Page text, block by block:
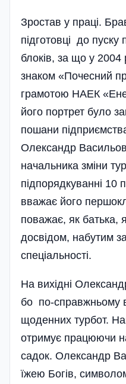
Зростав у праці.
підготовці до пуску
блоків, за що у 2004
знаком «Почесний
грамотою НАЕК
його портрет було
пошани
Олександр
начальника зміни
підпорядкуванні 10
вважає його
поважає, як батька,
досвідом, набутим
спеціальності.
На вихідні
бо по-справжньому
щоденних турбот.
отримує працюючи
садок. Олександр
їжею Богів,